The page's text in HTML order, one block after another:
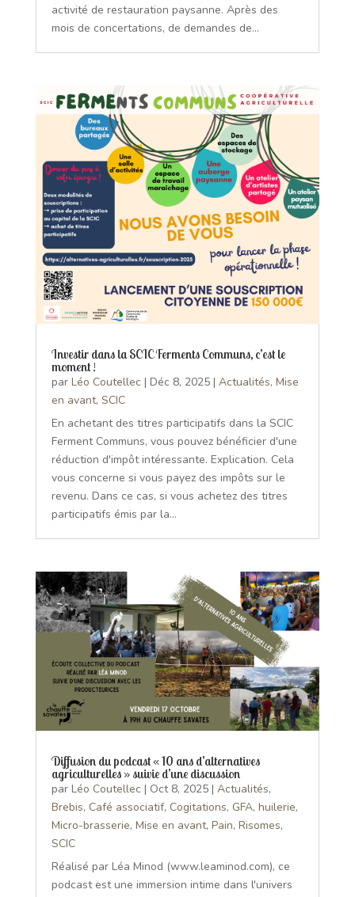
activité de restauration paysanne. Après des
mois de concertations, de demandes de...
Investir dans la SCIC Ferments Communs, c’est le
moment !
par Léo Coutellec | Déc 8, 2025| Actualités, Mise
en avant, SCIC
En achetant des titres participatifs dans la SCIC
Ferment Communs, vous pouvez bénéficier d'une
réduction d'impôt intéressante. Explication. Cela
vous concerne si vous payez des impôts sur le
revenu. Dans ce cas, si vous achetez des titres
participatifs émis par la...
Diffusion du podcast « 10 ans d’alternatives
agriculturelles » suivie d’une discussion
par Léo Coutellec | Oct 8, 2025| Actualités,
Brebis, Café associatif, Cogitations, GFA, huilerie,
Micro-brasserie, Mise en avant, Pain, Risomes,
SCIC
Réalisé par Léa Minod (www.leaminod.com), ce
podcast est une immersion intime dans l'univers